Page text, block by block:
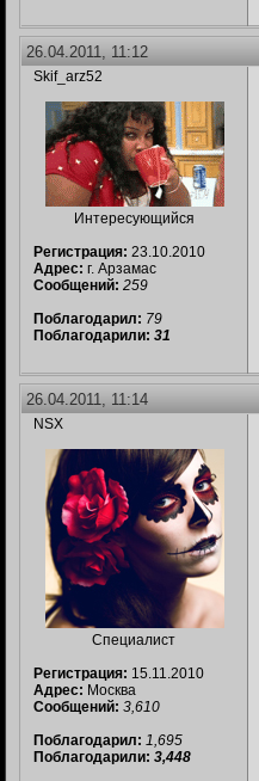
26.04.2011, 11:12
Skif_arz52
Интересующийся
Регистрация: 23.10.2010
Адрес: г. Арзамас
Сообщений: 259
Поблагодарил: 79
Поблагодарили: 31
26.04.2011, 11:14
NSX
Специалист
Регистрация: 15.11.2010
Адрес: Москва
Сообщений: 3,610
Поблагодарил: 1,695
Поблагодарили: 3,448